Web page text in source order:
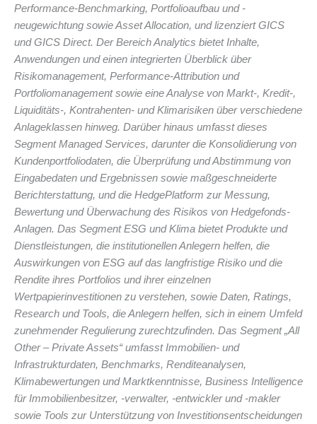
Performance-Benchmarking, Portfolioaufbau und -
neugewichtung sowie Asset Allocation, und lizenziert GICS
und GICS Direct. Der Bereich Analytics bietet Inhalte,
Anwendungen und einen integrierten Überblick über
Risikomanagement, Performance-Attribution und
Portfoliomanagement sowie eine Analyse von Markt-, Kredit-,
Liquiditäts-, Kontrahenten- und Klimarisiken über verschiedene
Anlageklassen hinweg. Darüber hinaus umfasst dieses
Segment Managed Services, darunter die Konsolidierung von
Kundenportfoliodaten, die Überprüfung und Abstimmung von
Eingabedaten und Ergebnissen sowie maßgeschneiderte
Berichterstattung, und die HedgePlatform zur Messung,
Bewertung und Überwachung des Risikos von Hedgefonds-
Anlagen. Das Segment ESG und Klima bietet Produkte und
Dienstleistungen, die institutionellen Anlegern helfen, die
Auswirkungen von ESG auf das langfristige Risiko und die
Rendite ihres Portfolios und ihrer einzelnen
Wertpapierinvestitionen zu verstehen, sowie Daten, Ratings,
Research und Tools, die Anlegern helfen, sich in einem Umfeld
zunehmender Regulierung zurechtzufinden. Das Segment „All
Other – Private Assets“ umfasst Immobilien- und
Infrastrukturdaten, Benchmarks, Renditeanalysen,
Klimabewertungen und Marktkenntnisse, Business Intelligence
für Immobilienbesitzer, -verwalter, -entwickler und -makler
sowie Tools zur Unterstützung von Investitionsentscheidungen